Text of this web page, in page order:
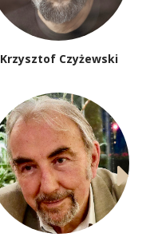
Krzysztof Czyżewski